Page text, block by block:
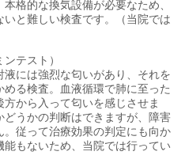
格的な換気設備が必要なため、
と難しい検査です。（当院では
テスト）
には強烈な匂いがあり、それを
る検査。血液循環で肺に至った
から入って匂いを感じさせま
うかの判断はできますが、障害
従って治療効果の判定にも向か
もないため、当院では行ってい